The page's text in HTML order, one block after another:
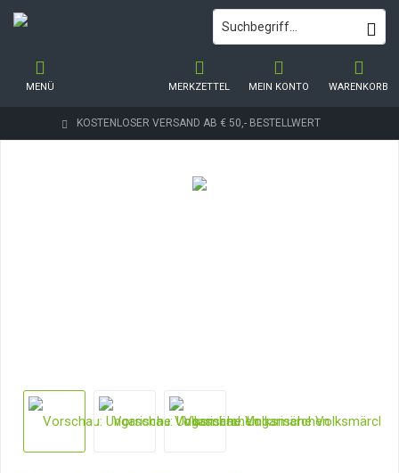
KOSTENLOSER VERSAND AB € 50,- BESTELLWERT
WARENKORB
MERKZETTEL MEIN KONTO
MENÜ